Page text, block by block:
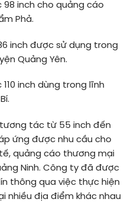
inch cho quảng cáo
Phả.
inch được sử dụng trong
Quảng Yên.
inch dùng trong lĩnh
tác từ 55 inch đến
ứng được nhu cầu cho
quảng cáo thương mại
Ninh. Công ty đã được
thông qua việc thực hiện
nhiều địa điểm khác nhau